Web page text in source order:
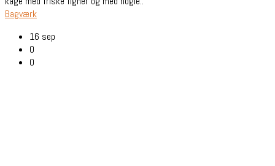
Bagværk
16 sep
0
0